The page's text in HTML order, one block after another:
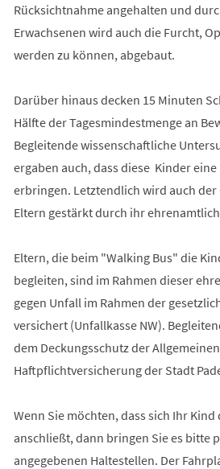
Rücksichtnahme angehalten und
Erwachsenen wird auch die Furcht,
werden zu können, abgebaut.
Darüber hinaus decken 15 Minuten
Hälfte der Tagesmindestmenge an
Begleitende wissenschaftliche
ergaben auch, dass diese Kinder
erbringen. Letztendlich wird auch
Eltern gestärkt durch ihr
Eltern, die beim "Walking Bus" die
begleiten, sind im Rahmen dieser
gegen Unfall im Rahmen der
versichert (Unfallkasse NW).
dem Deckungsschutz der Allgemeinen
Haftpflichtversicherung der Stadt
Wenn Sie möchten, dass sich Ihr Kind
anschließt, dann bringen Sie es bitte
angegebenen Haltestellen. Der